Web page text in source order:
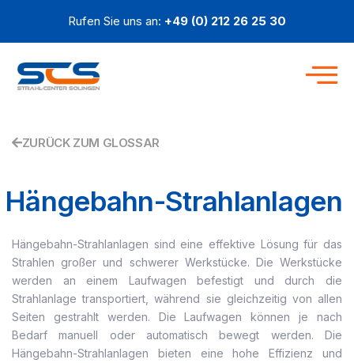
springen
Rufen Sie uns an: +49 (0) 212 26 25 30
ZURÜCK ZUM GLOSSAR
Hängebahn-Strahlanlagen
Hängebahn-Strahlanlagen sind eine effektive Lösung für das
Strahlen großer und schwerer Werkstücke. Die Werkstücke
werden an einem Laufwagen befestigt und durch die
Strahlanlage transportiert, während sie gleichzeitig von allen
Seiten gestrahlt werden. Die Laufwagen können je nach
Bedarf manuell oder automatisch bewegt werden. Die
Hängebahn-Strahlanlagen bieten eine hohe Effizienz und